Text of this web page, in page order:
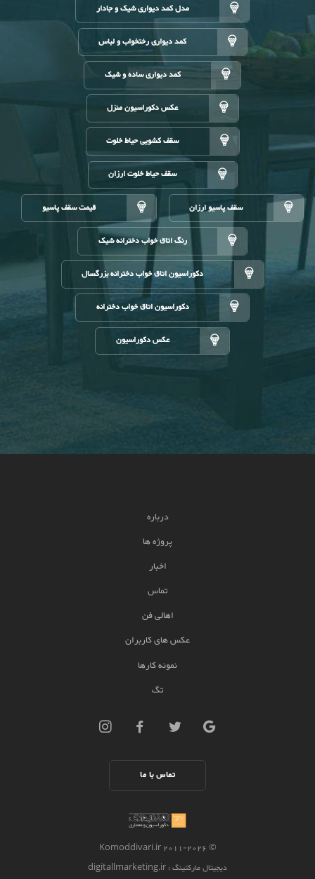
مدل کمد دیواری شیک و جادار
کمد دیواری رختخواب و لباس
کمد دیواری ساده و شیک
عکس دکوراسیون منزل
سقف کشویی حیاط خلوت
سقف حیاط خلوت ارزان
سقف پاسیو ارزان قیمت سقف پاسیو
رنگ اتاق خواب دخترانه شیک
دکوراسیون اتاق خواب دخترانه بزرگسال
دکوراسیون اتاق خواب دخترانه
عکس دکوراسیون
درباره
پروژه ها
اخبار
تماس
اهالی فن
عکس های کاربران
نمونه کارها
تگ
تماس با ما
© 2011-
2026 Komoddivari.ir
دیجیتال مارکتینگ: digitallmarketing.ir